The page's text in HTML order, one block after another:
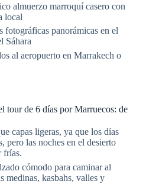
almuerzo marroquí casero con
local
fotográficas panorámicas en el
Sáhara
al aeropuerto en Marrakech o
tour de 6 días por Marruecos: de
capas ligeras, ya que los días
pero las noches en el desierto
frías.
cómodo para caminar al
medinas, kasbahs, valles y